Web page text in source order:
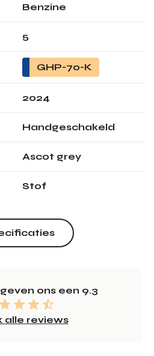
Benzine
5
GHP-70-K
2024
Handgeschakeld
Ascot grey
Stof
ons een 9.3
alle reviews